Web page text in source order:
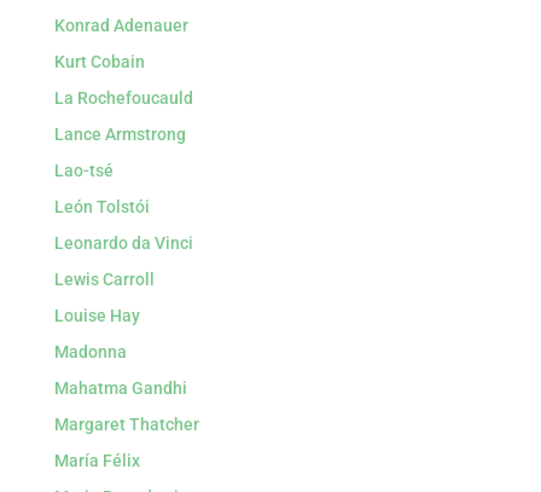
Konrad Adenauer
Kurt Cobain
La Rochefoucauld
Lance Armstrong
Lao-tsé
León Tolstói
Leonardo da Vinci
Lewis Carroll
Louise Hay
Madonna
Mahatma Gandhi
Margaret Thatcher
María Félix